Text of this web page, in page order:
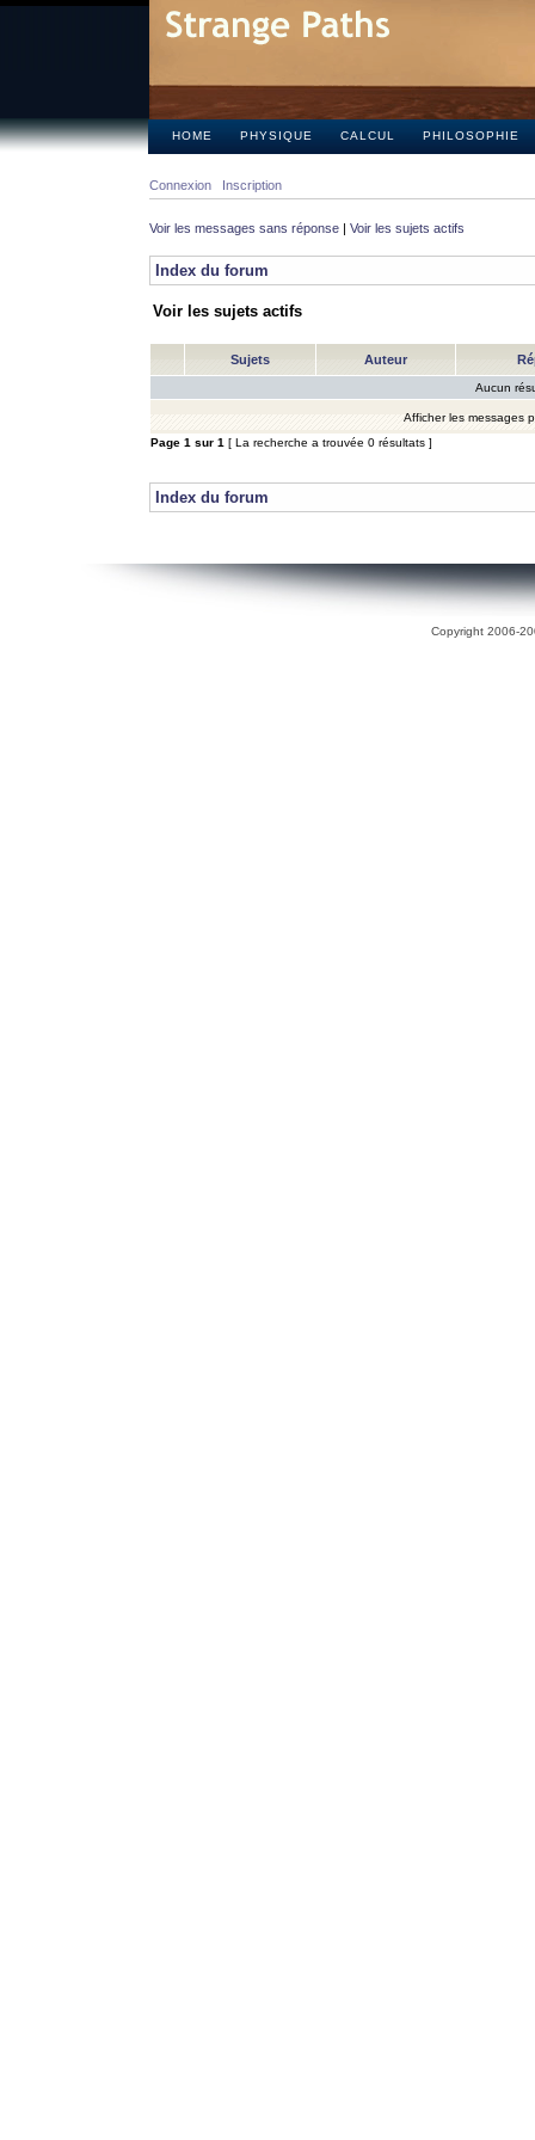
HOME PHYSIQUE CALCUL PHILOSOPHIE
Connexion Inscription
Voir les messages sans réponse | Voir les sujets actifs
Index du forum
Voir les sujets actifs
Sujets Auteur
Aucun
Afficher les messages
Page 1 sur 1 [ La recherche a trouvée 0 résultats ]
Index du forum
Copyright 2006-